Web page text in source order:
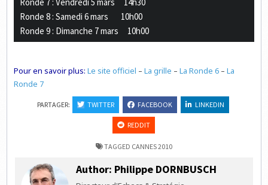
Ronde 8 : Samedi 6 mars       10h00
Pour en savoir plus: Le site officiel –La grille –La Ronde 6 –La
Ronde 7
PARTAGER: TWITTER FACEBOOK LINKEDIN
REDDIT
TAGGED CANNES 2010
Author: Philippe DORNBUSCH